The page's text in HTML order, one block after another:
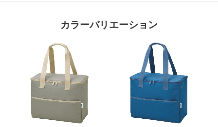
カラーバリエーション